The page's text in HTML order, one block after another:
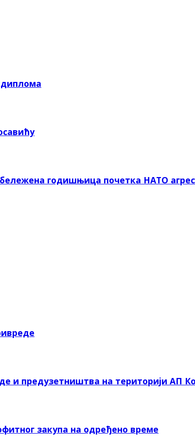
диплома
годишњица почетка НАТО
и предузетништва на територији АП
закупа на одређено време